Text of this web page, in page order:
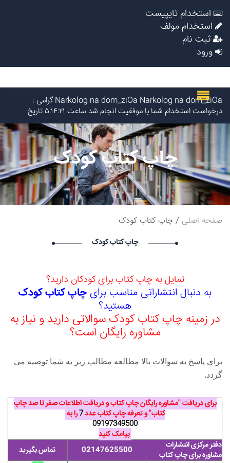
استخدام تایپیست
استخدام مولف
ثبت نام
ورود
Narkolog na dom_ziOa Narkolog na dom_ziOa گرامی :
درخواست استخدام شما با موفقیت انجام شد ساعت ۵:۱۴:۲۱ تاریخ
۱۴۰۵/۵/۱۶
Narkolog na dom_zzsr Narkolog na dom_zzsr گرامی :
درخواست استخدام شما با موفقیت انجام شد ساعت ۳:۴۸:۵۴ تاریخ
۱۴۰۵/۵/۱۶
Narkolog na dom_ouOn Narkolog na dom_ouOn گرامی :
درخواست استخدام شما با موفقیت انجام شد ساعت ۳:۱۶:۴۱ تاریخ
۱۴۰۵/۵/۱۶
Narkolog na dom_fpma Narkolog na dom_fpma گرامی :
درخواست استخدام شما با موفقیت انجام شد ساعت ۲۳:۳۴:۴۶ تاریخ
۱۴۰۵/۵/۱۵
درخواست استخدام شما با موفقیت انجام شد ساعت ۱۹:۰:۳ تاریخ
RobertNoult RobertNoult گرامی : درخواست استخدام شما با
Skam-pyblikaciya_fiSt Skam-pyblikaciya_fiSt گرامی :
درخواست استخدام شما با موفقیت انجام شد ساعت ۱۰:۵۷:۱۶ تاریخ
چاپ کتاب کودک
صفحه اصلی چاپ کتاب کودک
چاپ کتاب کودک
تمایل به چاپ کتاب برای کودکان دارید؟
به دنبال انتشاراتی مناسب برایچاپ کتاب کودک
هستید؟
در زمینه چاپ کتاب کودک سوالاتی دارید و نیاز به
مشاوره رایگان است؟
برای پاسخ به سوالات بالا مطالعه مطالب زیر به شما توصیه می
گردد.
برای دریافت "مشاوره رایگان چاپ کتاب و دریافت اطلاعات صفر تا صد چاپ
کتاب" و تعرفه چاپ کتاب عدد7را به
09197349500
پیامک کنید
دفتر مرکزی انتشارات
مشاوره برای چاپ کتاب
02147625500 تماس بگیرید